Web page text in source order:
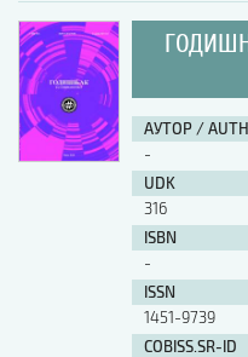
ISSN
COBISS.SR-ID
АУТОР /
-
UDK
316
ISBN
-
ISSN
1451-9739
COBISS.SR-ID